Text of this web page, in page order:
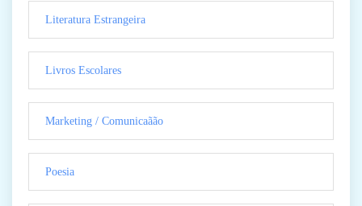
Literatura Estrangeira
Livros Escolares
Marketing / Comunicaãão
Poesia